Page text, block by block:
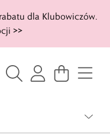
dla Klubowiczów.
>>